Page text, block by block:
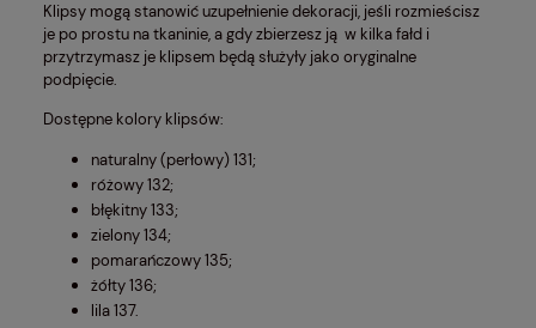
Klipsy mogą stanowić uzupełnienie dekoracji, jeśli rozmieścisz
je po prostu na tkaninie, a gdy zbierzesz ją w kilka fałd i
przytrzymasz je klipsem będą służyły jako oryginalne
podpięcie.
Dostępne kolory klipsów:
naturalny (perłowy) 131;
różowy 132;
błękitny 133;
zielony 134;
pomarańczowy 135;
żółty 136;
lila 137.